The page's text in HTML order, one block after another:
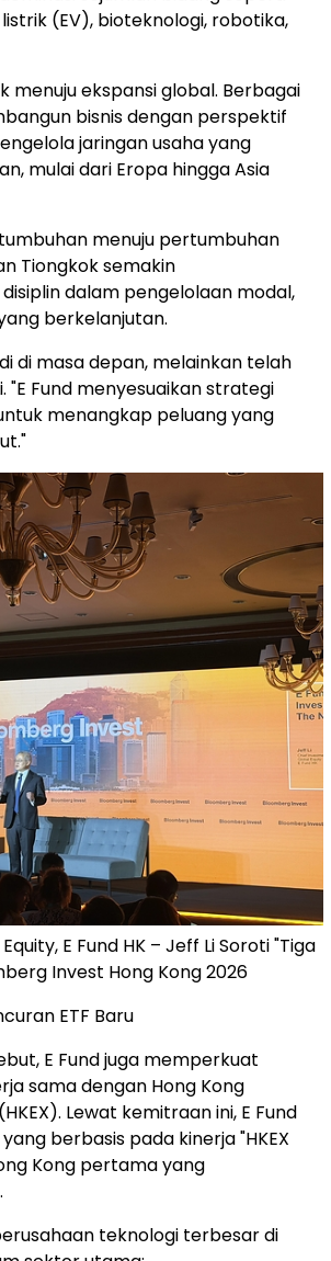
(EV), bioteknologi, robotika,
menuju ekspansi global. Berbagai
bisnis dengan perspektif
jaringan usaha yang
mulai dari Eropa hingga Asia
menuju pertumbuhan
Tiongkok semakin
dalam pengelolaan modal,
berkelanjutan.
di masa depan, melainkan telah
"E Fund menyesuaikan strategi
menangkap peluang yang
E Fund HK – Jeff Li Soroti "Tiga
Invest Hong Kong 2026
ETF Baru
E Fund juga memperkuat
sama dengan Hong Kong
Lewat kemitraan ini, E Fund
berbasis pada kinerja "HKEX
Kong pertama yang
teknologi terbesar di